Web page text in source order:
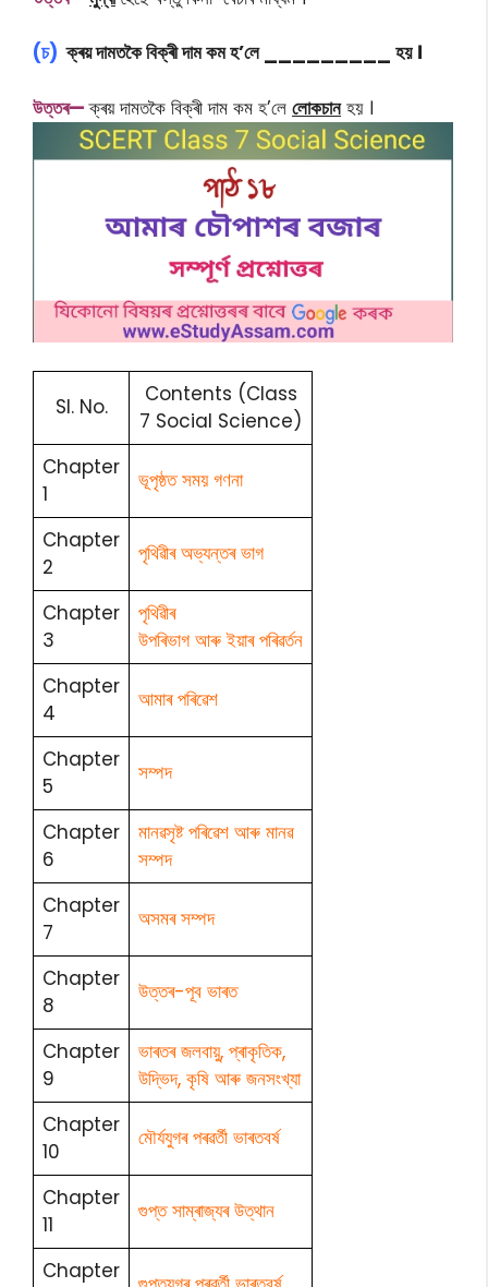
(চ) ক্ৰয় দামতকৈ বিক্ৰী দাম কম হ’লে _________ হয় ।
উত্তৰ—ক্ৰয় দামতকৈ বিক্ৰী দাম কম হ’লে লোকচানহয় ।
Sl. No.
Contents (Class
7 Social Science)
Chapter
1
ভূপৃষ্ঠত সময় গণনা
Chapter
2
পৃথিৱীৰ অভ্যন্তৰ ভাগ
Chapter
3
পৃথিৱীৰ
উপৰিভাগ আৰু ইয়াৰ পৰিৱৰ্তন
Chapter
4
আমাৰ পৰিৱেশ
Chapter
5
সম্পদ
Chapter
6
মানৱসৃষ্ট পৰিৱেশ আৰু মানৱ
সম্পদ
Chapter
7
অসমৰ সম্পদ
Chapter
8
উত্তৰ-পূব ভাৰত
Chapter
9
ভাৰতৰ জলবায়ু, প্ৰাকৃতিক,
উদ্ভিদ, কৃষি আৰু জনসংখ্যা
Chapter
10
মৌৰ্যযুগৰ পৰৱৰ্তী ভাৰতবৰ্ষ
Chapter
11
গুপ্ত সাম্ৰাজ্যৰ উত্থান
Chapter